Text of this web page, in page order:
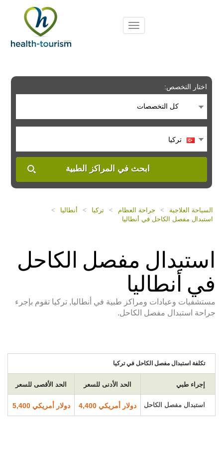
includes
system.
اختار التخصص:
كل التخصصات
تركيا
ابحث في المراكز الطبية
السياحة العلاجية > جراحة العظام > تركيا > أنطاليا
>
استبدال مفصل الكاحل في أنطاليا
استبدال مفصل الكاحل
في أنطاليا
مستشفيات وعيادات ومراكز طبية في أنطاليا, تركيا تقوم بإجرء
جراحة استبدال مفصل الكاحل.
تكلفة استبدال مفصل الكاحل في تركيا
إجراء طبي الحد الأدنى للسعر الحد الأقصى للسعر
استبدال مفصل الكاحل دولار أمريكي 4,400 دولار أمريكي 5,400